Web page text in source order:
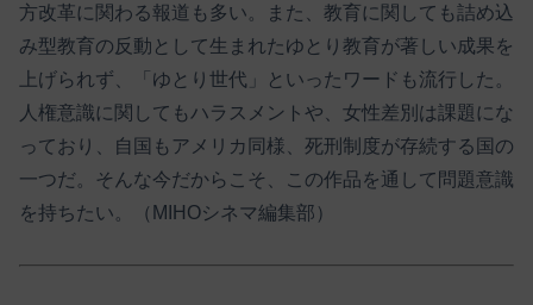
方改革に関わる報道も多い。また、教育に関しても詰め込
み型教育の反動として生まれたゆとり教育が著しい成果を
上げられず、「ゆとり世代」といったワードも流行した。
人権意識に関してもハラスメントや、女性差別は課題にな
っており、自国もアメリカ同様、死刑制度が存続する国の
一つだ。そんな今だからこそ、この作品を通して問題意識
を持ちたい。（MIHOシネマ編集部）